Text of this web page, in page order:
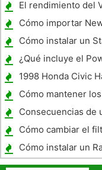
El rendimiento del
Cómo importar
Cómo instalar un
coche
¿Qué incluye el
1998 Honda Civic
Especificaciones
Cómo mantener
dirección asistida
Consecuencias de
Cómo cambiar el
una Trailblazer 03
Cómo instalar un